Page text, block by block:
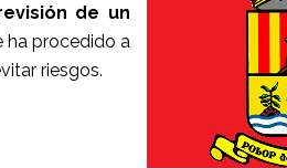
de un
ha procedido a
riesgos.